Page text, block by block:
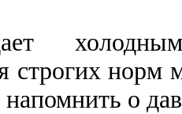
строгих норм
напомнить о